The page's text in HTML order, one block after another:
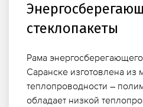
стеклопакеты
Рама
Саранске изготовлена из
теплопроводности –
обладает низкой